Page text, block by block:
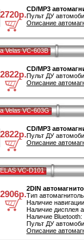
2720р.
CD/MP3
Пульт ДУ
Описание
Velas VC-603B
2822р.
CD/MP3
Пульт ДУ
Описание
Velas VC-603G
2822р.
CD/MP3
Пульт ДУ
Описание
VC-D101
2906р.
2DIN
Тип
Наличие
Наличие дисплея
Наличие Bluetooth:
Пульт ДУ
Описание